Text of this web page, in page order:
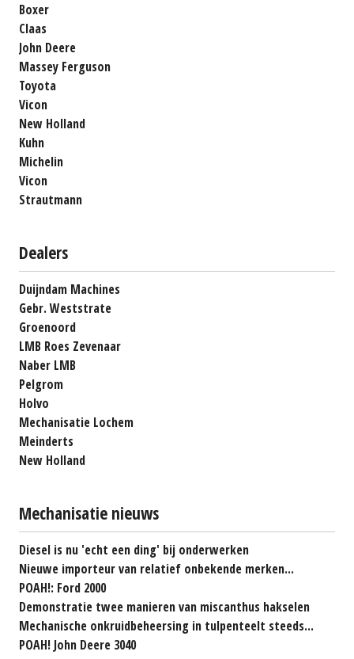
Boxer
Claas
John Deere
Massey Ferguson
Toyota
Vicon
New Holland
Kuhn
Michelin
Vicon
Strautmann
Dealers
Duijndam Machines
Gebr. Weststrate
Groenoord
LMB Roes Zevenaar
Naber LMB
Pelgrom
Holvo
Mechanisatie Lochem
Meinderts
New Holland
Mechanisatie nieuws
Diesel is nu 'echt een ding' bij onderwerken
Nieuwe importeur van relatief onbekende merken...
POAH!: Ford 2000
Demonstratie twee manieren van miscanthus hakselen
Mechanische onkruidbeheersing in tulpenteelt steeds...
POAH! John Deere 3040